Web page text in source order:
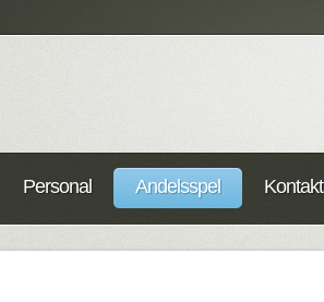
Personal Andelsspel